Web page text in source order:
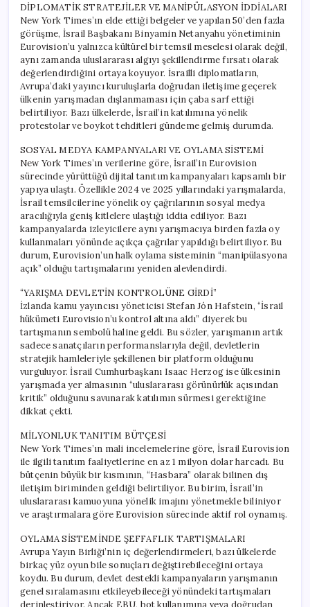
DİPLOMATİK STRATEJİLER VE MANİPÜLASYON İDDİALARI
New York Times’ın elde ettiği belgeler ve yapılan 50’den fazla
görüşme, İsrail Başbakanı Binyamin Netanyahu yönetiminin
Eurovision’u yalnızca kültürel bir temsil meselesi olarak değil,
aynı zamanda uluslararası algıyı şekillendirme fırsatı olarak
değerlendirdiğini ortaya koyuyor. İsrailli diplomatların,
Avrupa’daki yayıncı kuruluşlarla doğrudan iletişime geçerek
ülkenin yarışmadan dışlanmaması için çaba sarf ettiği
belirtiliyor. Bazı ülkelerde, İsrail’in katılımına yönelik
protestolar ve boykot tehditleri gündeme gelmiş durumda.
SOSYAL MEDYA KAMPANYALARI VE OYLAMA SİSTEMİ
New York Times’ın verilerine göre, İsrail’in Eurovision
sürecinde yürüttüğü dijital tanıtım kampanyaları kapsamlı bir
yapıya ulaştı. Özellikle 2024 ve 2025 yıllarındaki yarışmalarda,
İsrail temsilcilerine yönelik oy çağrılarının sosyal medya
aracılığıyla geniş kitlelere ulaştığı iddia ediliyor. Bazı
kampanyalarda izleyicilere aynı yarışmacıya birden fazla oy
kullanmaları yönünde açıkça çağrılar yapıldığı belirtiliyor. Bu
durum, Eurovision’un halk oylama sisteminin “manipülasyona
açık” olduğu tartışmalarını yeniden alevlendirdi.
“YARIŞMA DEVLETİN KONTROLÜNE GİRDİ”
İzlanda kamu yayıncısı yöneticisi Stefan Jón Hafstein, “İsrail
hükümeti Eurovision’u kontrol altına aldı” diyerek bu
tartışmanın sembolü haline geldi. Bu sözler, yarışmanın artık
sadece sanatçıların performanslarıyla değil, devletlerin
stratejik hamleleriyle şekillenen bir platform olduğunu
vurguluyor. İsrail Cumhurbaşkanı Isaac Herzog ise ülkesinin
yarışmada yer almasının “uluslararası görünürlük açısından
kritik” olduğunu savunarak katılımın sürmesi gerektiğine
dikkat çekti.
MİLYONLUK TANITIM BÜTÇESİ
New York Times’ın mali incelemelerine göre, İsrail Eurovision
ile ilgili tanıtım faaliyetlerine en az 1 milyon dolar harcadı. Bu
bütçenin büyük bir kısmının, “Hasbara” olarak bilinen dış
iletişim biriminden geldiği belirtiliyor. Bu birim, İsrail’in
uluslararası kamuoyuna yönelik imajını yönetmekle biliniyor
ve araştırmalara göre Eurovision sürecinde aktif rol oynamış.
OYLAMA SİSTEMİNDE ŞEFFAFLIK TARTIŞMALARI
Avrupa Yayın Birliği’nin iç değerlendirmeleri, bazı ülkelerde
birkaç yüz oyun bile sonuçları değiştirebileceğini ortaya
koydu. Bu durum, devlet destekli kampanyaların yarışmanın
genel sıralamasını etkileyebileceği yönündeki tartışmaları
derinleştiriyor. Ancak EBU, bot kullanımına veya doğrudan